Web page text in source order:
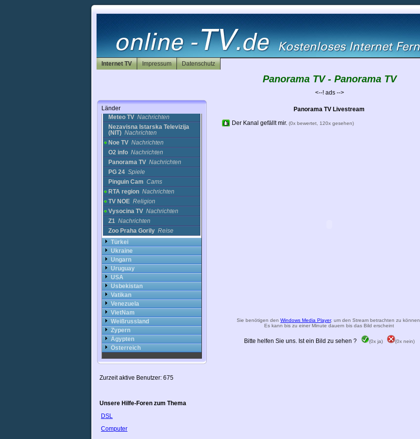
Internet TV Impressum Datenschutz
Panorama TV - Panorama TV
<--! ads -->
Länder
Trinidad
Tschechische Republik
bTV (3) Nachrichten
Meteo TV
Meteo TV Nachrichten
Nezavisna Istarska Televizija
(NIT) Nachrichten
Noe TV Nachrichten
O2 info Nachrichten
Panorama TV Nachrichten
PG 24 Spiele
Pinguin Cam Cams
RTA region Nachrichten
TV NOE Religion
Vysocina TV Nachrichten
Z1 Nachrichten
Zoo Praha Gorily Reise
Türkei
Ukraine
Ungarn
Uruguay
USA
Usbekistan
Vatikan
Venezuela
VietNam
Weißrussland
Zypern
Ägypten
Österreich
Panorama TV Livestream
Der Kanal gefällt mir. (0x bewertet, 120x gesehen)
Sie benötigen den Windows Media Player, um den Stream betrachten zu können.
Es kann bis zu einer Minute dauern bis das Bild erscheint
Bitte helfen Sie uns. Ist ein Bild zu sehen ? (0x ja) (0x nein)
Zurzeit aktive Benutzer: 675
Unsere Hilfe-Foren zum Thema
DSL
Computer